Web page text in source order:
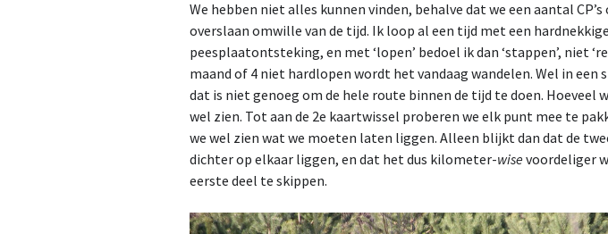
We hebben niet alles kunnen vinden, behalve dat we een aantal
overslaan omwille van de tijd. Ik loop al een tijd met een hardnekkige
peesplaatontsteking, en met ‘lopen’ bedoel ik dan ‘stappen’, niet
maand of 4 niet hardlopen wordt het vandaag wandelen. Wel in een
dat is niet genoeg om de hele route binnen de tijd te doen. Hoeveel
wel zien. Tot aan de 2e kaartwissel proberen we elk punt mee te
we wel zien wat we moeten laten liggen. Alleen blijkt dan dat de
dichter op elkaar liggen, en dat het dus kilometer-wisevoordeliger
eerste deel te skippen.